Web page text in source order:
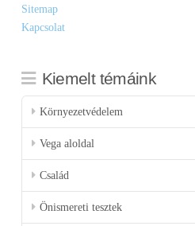
Sitemap
Kapcsolat
Kiemelt témáink
Környezetvédelem
Vega aloldal
Család
Önismereti tesztek